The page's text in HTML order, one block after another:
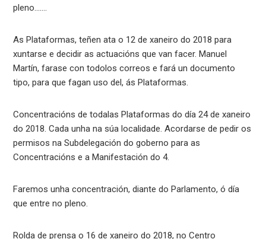
pleno…….
As Plataformas, teñen ata o 12 de xaneiro do 2018 para
xuntarse e decidir as actuacións que van facer. Manuel
Martín, farase con todolos correos e fará un documento
tipo, para que fagan uso del, ás Plataformas.
Concentracións de todalas Plataformas do día 24 de xaneiro
do 2018. Cada unha na súa localidade. Acordarse de pedir os
permisos na Subdelegación do goberno para as
Concentracións e a Manifestación do 4.
Faremos unha concentración, diante do Parlamento, ó día
que entre no pleno.
Rolda de prensa o 16 de xaneiro do 2018, no Centro